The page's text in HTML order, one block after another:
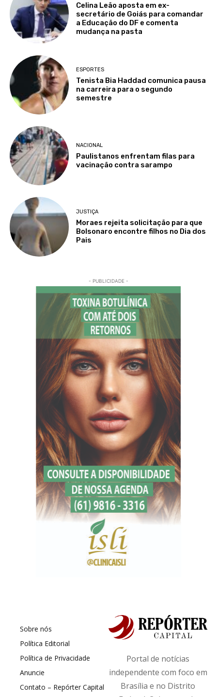
Celina Leão aposta em ex-
secretário de Goiás para comandar
a Educação do DF e comenta
mudança na pasta
ESPORTES
Tenista Bia Haddad comunica pausa
na carreira para o segundo
semestre
NACIONAL
Paulistanos enfrentam filas para
vacinação contra sarampo
JUSTIÇA
Moraes rejeita solicitação para que
Bolsonaro encontre filhos no Dia dos
Pais
- PUBLICIDADE -
Sobre nós
Política Editorial
Política de Privacidade
Anuncie
Contato – Repórter Capital
Portal de notícias
independente com foco em
Brasília e no Distrito